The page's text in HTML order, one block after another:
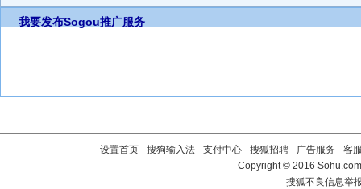
我要发布Sogou推广服务
设置首页 - 搜狗输入法 - 支付中心 - 搜狐招聘 - 广告服务 - 客
Copyright©2016
搜狐不良信息举